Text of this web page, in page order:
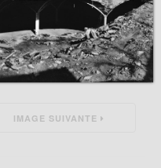
IMAGE SUIVANTE